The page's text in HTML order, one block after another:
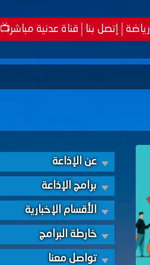
رياضة إتصل بنا قناة عدنية مباشر📺 LIVE
عن الإذاعة
برامج الإذاعة
الأقسام الإخبارية
خارطة البرامج
تواصل معنا